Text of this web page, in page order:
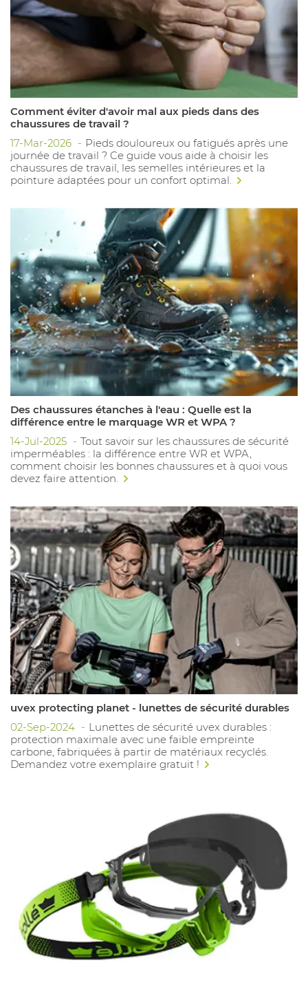
Comment éviter d'avoir mal aux pieds dans des
chaussures de travail ?
17-Mar-2026
Pieds douloureux ou fatigués après une
journée de travail ? Ce guide vous aide à choisir les
chaussures de travail, les semelles intérieures et la
pointure adaptées pour un confort optimal.
Des chaussures étanches à l'eau : Quelle est la
différence entre le marquage WR et WPA ?
14-Jul-2025
Tout savoir sur les chaussures de sécurité
imperméables : la différence entre WR et WPA,
comment choisir les bonnes chaussures et à quoi vous
devez faire attention.
uvex protecting planet - lunettes de sécurité durables
02-Sep-2024
Lunettes de sécurité uvex durables :
protection maximale avec une faible empreinte
carbone, fabriquées à partir de matériaux recyclés.
Demandez votre exemplaire gratuit !